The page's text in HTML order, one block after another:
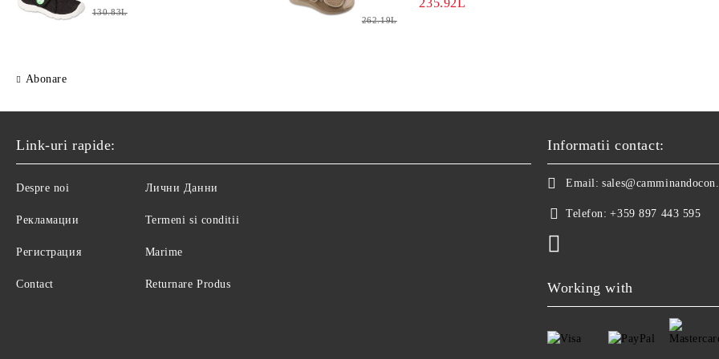
130.83L
Abonare
235.92L
262.19L
Link-uri rapide:
Despre noi
Рекламации
Регистрация
Contact
Лични Данни
Termeni si conditii
Marime
Returnare Produs
Informatii contact:
Email:
Telefon: +359 897 443 595
Working with